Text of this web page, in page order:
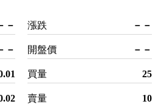
－
－
漲跌 －－
開盤價 －－
買量 25
賣量 10